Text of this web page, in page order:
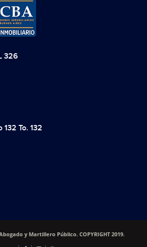
326
To. 132
y Martillero Público. COPYRIGHT 2019.